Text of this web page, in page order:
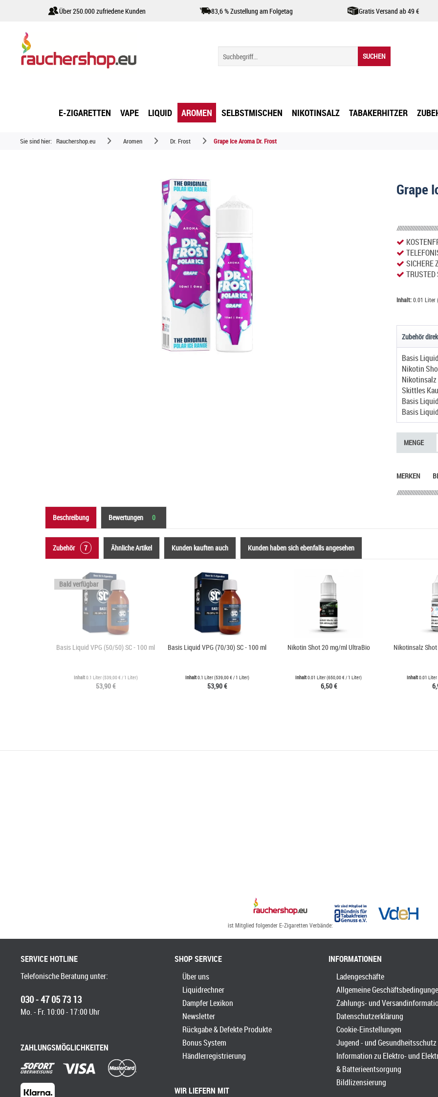
Über 250.000 zufriedene Kunden 83,6 % Zustellung am Folgetag Gratis Versand ab 49 €
SUCHEN
E-ZIGARETTEN VAPE LIQUID AROMEN SELBSTMISCHEN NIKOTINSALZ TABAKERHITZER
Sie sind hier: Rauchershop.eu Aromen Dr. Frost Grape Ice Aroma Dr. Frost
Grape
SICHERE
TRUSTED
Inhalt:0.01 Liter
Zubehör
Basis
Nikotin
Skittles
Basis
Basis
MENGE
MERKEN
Beschreibung Bewertungen 0
Zubehör 7 Ähnliche Artikel Kunden kauften auch Kunden haben sich ebenfalls angesehen
Bald verfügbar
Basis Liquid VPG (50/50) SC - 100 ml
Inhalt0.1 Liter(539,00 € / 1 Liter)
53,90 €
Basis Liquid VPG (70/30) SC - 100 ml
Inhalt0.1 Liter(539,00 € / 1 Liter)
53,90 €
Nikotin Shot 20 mg/ml UltraBio
Inhalt0.01 Liter(650,00 € / 1 Liter)
6,50 €
Nikotinsalz
Inhalt0.01 Liter
ist Mitglied folgender E-Zigaretten Verbände:
SERVICE HOTLINE
Telefonische Beratung unter:
030 - 47 05 73 13
Mo. - Fr. 10:00 - 17:00 Uhr
ZAHLUNGSMÖGLICHKEITEN
SHOP SERVICE
Über uns
Liquidrechner
Dampfer Lexikon
Newsletter
Rückgabe & Defekte Produkte
Bonus System
Händlerregistrierung
WIR LIEFERN MIT
INFORMATIONEN
Ladengeschäfte
Allgemeine
Zahlungs- und
Datenschutzerklärung
Cookie-Einstellungen
Jugend - und
Information zu Elektro- und
& Batterieentsorgung
Bildlizensierung